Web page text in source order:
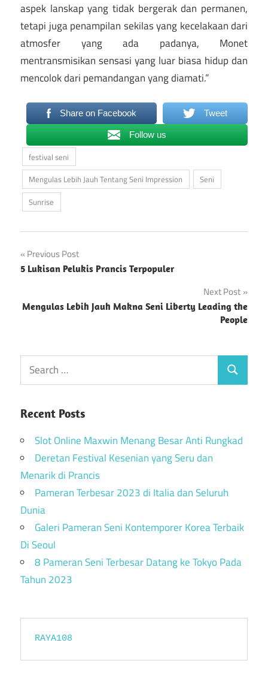
aspek lanskap yang tidak bergerak dan permanen,
tetapi juga penampilan sekilas yang kecelakaan dari
atmosfer yang ada padanya, Monet
mentransmisikan sensasi yang luar biasa hidup dan
mencolok dari pemandangan yang diamati.”
Share on Facebook Tweet
Follow us
festival seni
Mengulas Lebih Jauh Tentang Seni Impression
Seni
Sunrise
Post
navigation
Previous Post
5 Lukisan Pelukis Prancis Terpopuler
Next Post
Mengulas Lebih Jauh Makna Seni Liberty Leading the
People
Recent Posts
Slot Online Maxwin Menang Besar Anti Rungkad
Deretan Festival Kesenian yang Seru dan
Menarik di Prancis
Pameran Terbesar 2023 di Italia dan Seluruh
Dunia
Galeri Pameran Seni Kontemporer Korea Terbaik
Di Seoul
8 Pameran Seni Terbesar Datang ke Tokyo Pada
Tahun 2023
RAYA108